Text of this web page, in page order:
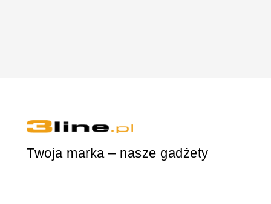
Twoja marka – nasze gadżety